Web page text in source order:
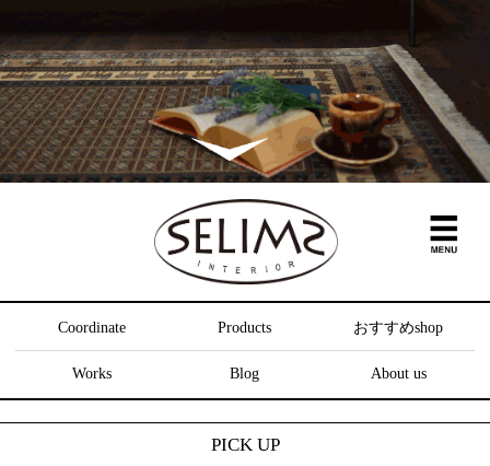
Coordinate Products おすすめshop
Works Blog About us
PICK UP